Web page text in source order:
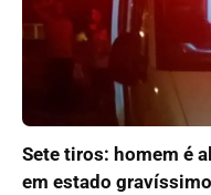
Sete tiros: homem é
em estado